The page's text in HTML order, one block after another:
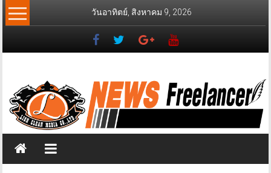
Skip
to
วันอาทิตย์, สิงหาคม 9, 2026
News
Freelancer
วส์
ฟรี
แลน